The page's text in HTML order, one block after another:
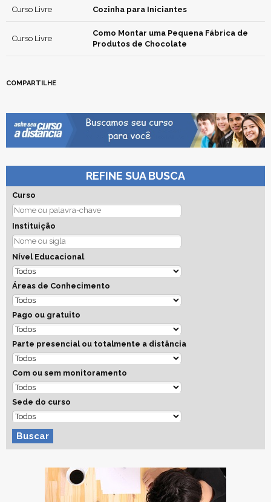
Curso Livre Cozinha para Iniciantes
Curso Livre
Como Montar uma Pequena Fábrica de
Produtos de Chocolate
COMPARTILHE
REFINE SUA BUSCA
Curso
Instituição
Nível Educacional
Áreas de Conhecimento
Pago ou gratuito
Parte presencial ou totalmente a distância
Com ou sem monitoramento
Sede do curso
Buscar